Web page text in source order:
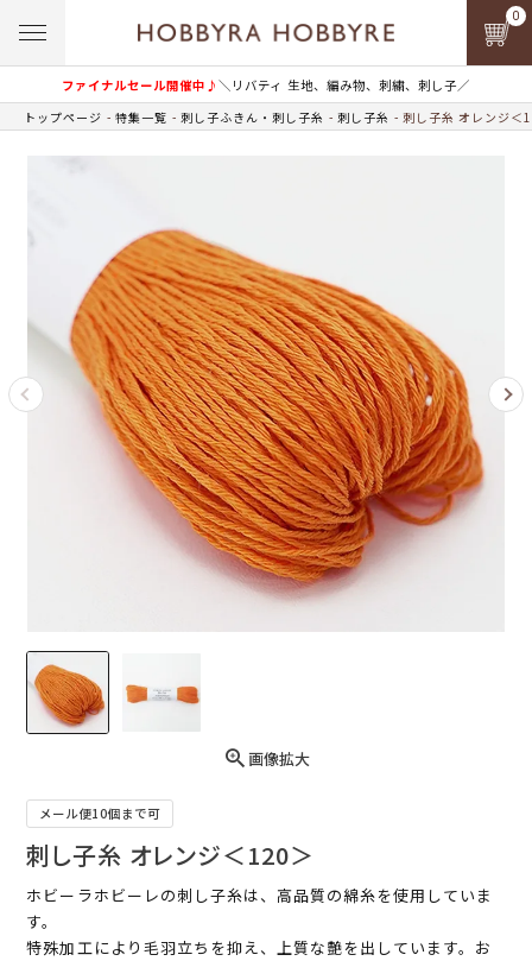
ファイナルセール開催中♪＼リバティ 生地、編み物、刺繍、刺し子／
0
トップページ 特集一覧 刺し子ふきん・刺し子糸 刺し子糸 刺し子糸 オレンジ＜
画像拡大
メール便10個まで可
刺し子糸 オレンジ＜120＞
ホビーラホビーレの刺し子糸は、高品質の綿糸を使用していま
す。
特殊加工により毛羽立ちを抑え、上質な艶を出しています。お